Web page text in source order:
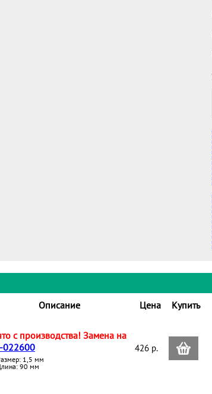
Описание Цена Купить
с производства! Замена на
022600
1,5 мм
90 мм
426 p.